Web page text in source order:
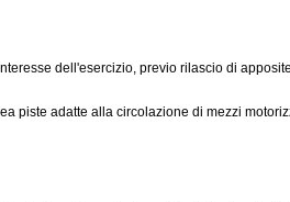
dell'esercizio, previo rilascio di
adatte alla circolazione di mezzi